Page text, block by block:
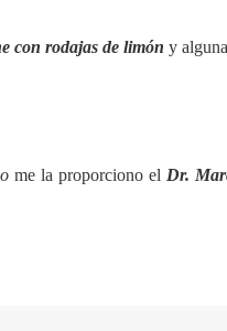
con rodajas de limón y
me la proporciono el Dr.